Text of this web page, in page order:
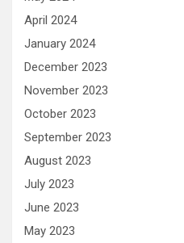
April 2024
January 2024
December 2023
November 2023
October 2023
September 2023
August 2023
July 2023
June 2023
May 2023